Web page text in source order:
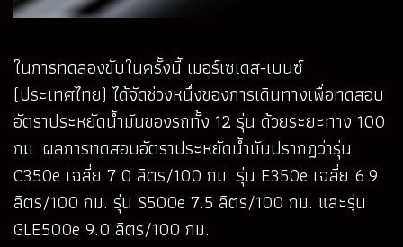
ในการทดลองขับในครั้งนี้ เมอร์เซเดส-เบนซ์
(ประเทศไทย) ได้จัดช่วงหนึ่งของการเดินทางเพื่อทดสอบ
อัตราประหยัดน้ำมันของรถทั้ง 12 รุ่น ด้วยระยะทาง 100
กม. ผลการทดสอบอัตราประหยัดน้ำมันปรากฎว่ารุ่น
C350e เฉลี่ย 7.0 ลิตร/100 กม. รุ่น E350e เฉลี่ย 6.9
ลิตร/100 กม. รุ่น S500e 7.5 ลิตร/100 กม. และรุ่น
GLE500e 9.0 ลิตร/100 กม.